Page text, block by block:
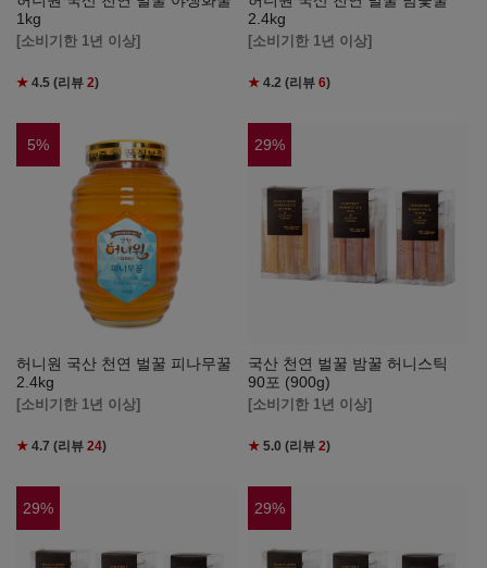
1kg
[소비기한 1년 이상]
★ 4.5 (리뷰 2)
2.4kg
[소비기한 1년 이상]
★ 4.2 (리뷰6)
5%
허니원 국산 천연 벌꿀 피나무꿀
2.4kg
[소비기한 1년 이상]
★ 4.7 (리뷰 24)
29%
국산 천연 벌꿀 밤꿀 허니스틱
90포 (900g)
[소비기한 1년 이상]
★ 5.0 (리뷰2)
29% 29%